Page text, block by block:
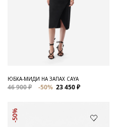
ЮБКА-МИДИ НА ЗАПАХ CAYA
46 900 ₽ -50% 23 450 ₽
-50%